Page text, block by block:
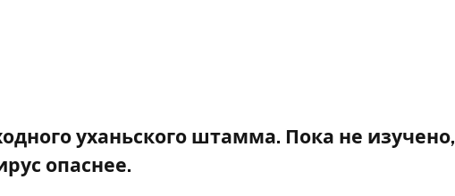
уханьского штамма. Пока не изучено,
опаснее.